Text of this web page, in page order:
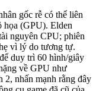
gốc rễ có thể liên
họa (GPU). Elden
nguyên CPU; phiên
vì lý do tương tự.
duy trì 60 hình/giây
về GPU như
2, nhấn mạnh rằng đây